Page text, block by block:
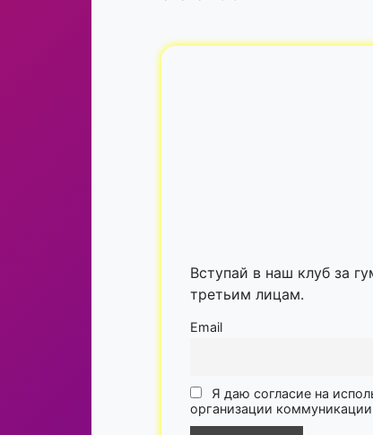
Вступай в наш клуб за
третьим лицам.
Email
Я даю согласие на
организации коммуникации